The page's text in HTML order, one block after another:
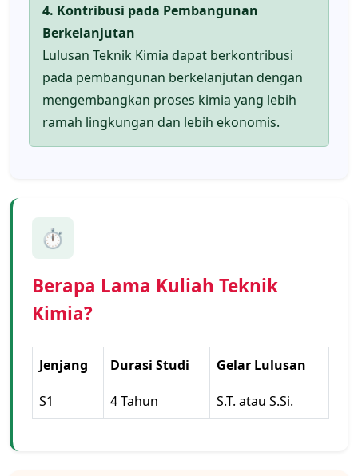
4. Kontribusi pada Pembangunan
Berkelanjutan
Lulusan Teknik Kimia dapat berkontribusi
pada pembangunan berkelanjutan dengan
mengembangkan proses kimia yang lebih
ramah lingkungan dan lebih ekonomis.
⏱️
Berapa Lama Kuliah Teknik
Kimia?
Jenjang Durasi Studi Gelar Lulusan
S1 4 Tahun S.T. atau S.Si.